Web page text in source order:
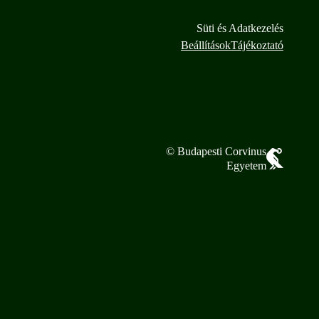
Süti és Adatkezelés
BeállításokTájékoztató
© Budapesti Corvinus
Egyetem